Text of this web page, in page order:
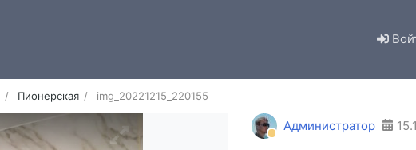
Пионерская img_20221215_220155
Администратор